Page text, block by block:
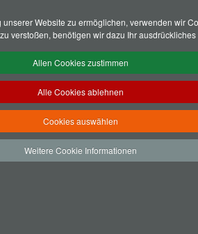
Website zu ermöglichen, verwenden wir
verstoßen, benötigen wir dazu Ihr
Allen Cookies zustimmen
Alle Cookies ablehnen
Cookies auswählen
Weitere Cookie Informationen